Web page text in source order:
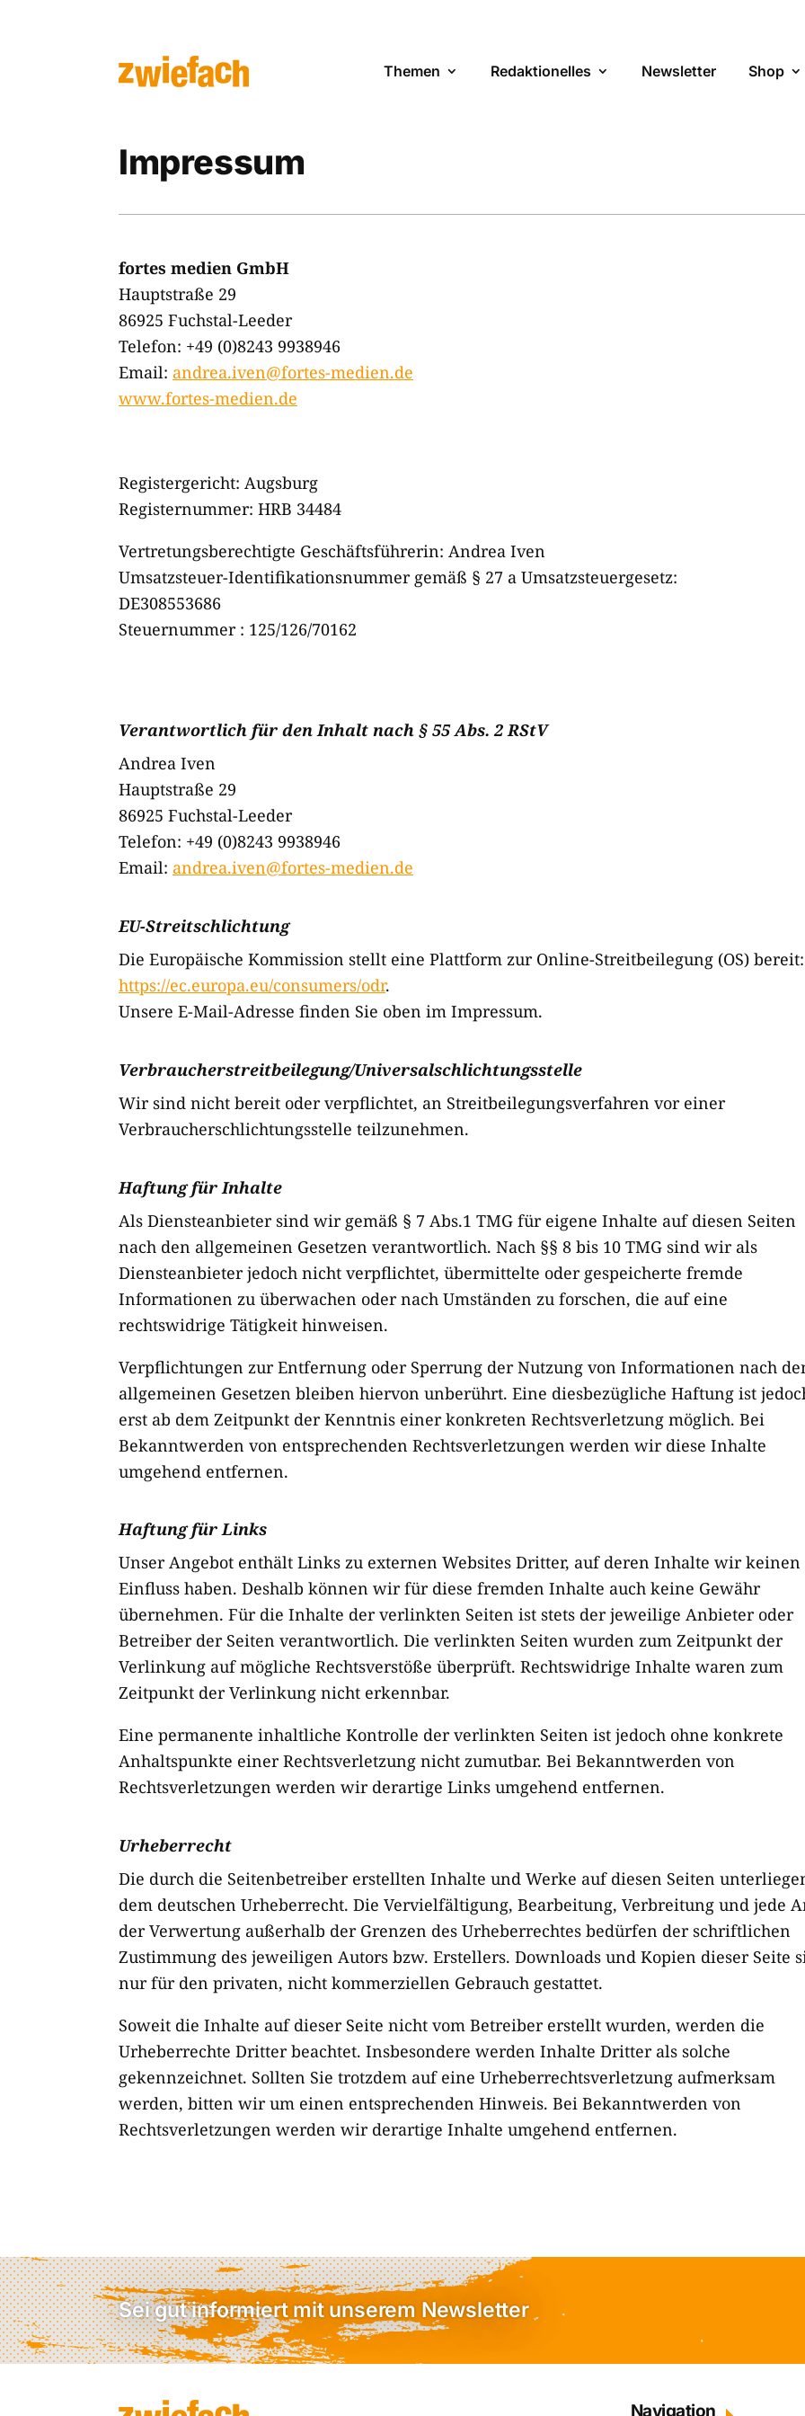
Themen Redaktionelles Newsletter Shop
Impressum
fortes medien GmbH
Hauptstraße 29
86925 Fuchstal-Leeder
Telefon: +49 (0)8243 9938946
Email: andrea.iven@fortes-medien.de
www.fortes-medien.de
Registergericht: Augsburg
Registernummer: HRB 34484
Vertretungsberechtigte Geschäftsführerin: Andrea Iven
Umsatzsteuer-Identifikationsnummer gemäß § 27 a Umsatzsteuergesetz:
DE308553686
Steuernummer : 125/126/70162
Verantwortlich für den Inhalt nach § 55 Abs. 2 RStV
Andrea Iven
Hauptstraße 29
86925 Fuchstal-Leeder
Telefon: +49 (0)8243 9938946
Email: andrea.iven@fortes-medien.de
EU-Streitschlichtung
Die Europäische Kommission stellt eine Plattform zur Online-Streitbeilegung (OS) bereit:
https://ec.europa.eu/consumers/odr.
Unsere E-Mail-Adresse finden Sie oben im Impressum.
Verbraucher­streit­beilegung/Universal­schlichtungs­stelle
Wir sind nicht bereit oder verpflichtet, an Streitbeilegungsverfahren vor einer
Verbraucherschlichtungsstelle teilzunehmen.
Haftung für Inhalte
Als Diensteanbieter sind wir gemäß § 7 Abs.1 TMG für eigene Inhalte auf diesen Seiten
nach den allgemeinen Gesetzen verantwortlich. Nach §§ 8 bis 10 TMG sind wir als
Diensteanbieter jedoch nicht verpflichtet, übermittelte oder gespeicherte fremde
Informationen zu überwachen oder nach Umständen zu forschen, die auf eine
rechtswidrige Tätigkeit hinweisen.
Verpflichtungen zur Entfernung oder Sperrung der Nutzung von Informationen nach
allgemeinen Gesetzen bleiben hiervon unberührt. Eine diesbezügliche Haftung ist
erst ab dem Zeitpunkt der Kenntnis einer konkreten Rechtsverletzung möglich. Bei
Bekanntwerden von entsprechenden Rechtsverletzungen werden wir diese Inhalte
umgehend entfernen.
Haftung für Links
Unser Angebot enthält Links zu externen Websites Dritter, auf deren Inhalte wir keinen
Einfluss haben. Deshalb können wir für diese fremden Inhalte auch keine Gewähr
übernehmen. Für die Inhalte der verlinkten Seiten ist stets der jeweilige Anbieter oder
Betreiber der Seiten verantwortlich. Die verlinkten Seiten wurden zum Zeitpunkt der
Verlinkung auf mögliche Rechtsverstöße überprüft. Rechtswidrige Inhalte waren zum
Zeitpunkt der Verlinkung nicht erkennbar.
Eine permanente inhaltliche Kontrolle der verlinkten Seiten ist jedoch ohne konkrete
Anhaltspunkte einer Rechtsverletzung nicht zumutbar. Bei Bekanntwerden von
Rechtsverletzungen werden wir derartige Links umgehend entfernen.
Urheberrecht
Die durch die Seitenbetreiber erstellten Inhalte und Werke auf diesen Seiten
dem deutschen Urheberrecht. Die Vervielfältigung, Bearbeitung, Verbreitung und jede
der Verwertung außerhalb der Grenzen des Urheberrechtes bedürfen der schriftlichen
Zustimmung des jeweiligen Autors bzw. Erstellers. Downloads und Kopien dieser Seite
nur für den privaten, nicht kommerziellen Gebrauch gestattet.
Soweit die Inhalte auf dieser Seite nicht vom Betreiber erstellt wurden, werden die
Urheberrechte Dritter beachtet. Insbesondere werden Inhalte Dritter als solche
gekennzeichnet. Sollten Sie trotzdem auf eine Urheberrechtsverletzung aufmerksam
werden, bitten wir um einen entsprechenden Hinweis. Bei Bekanntwerden von
Rechtsverletzungen werden wir derartige Inhalte umgehend entfernen.
Sei gut informiert mit unserem Newsletter
Navigation